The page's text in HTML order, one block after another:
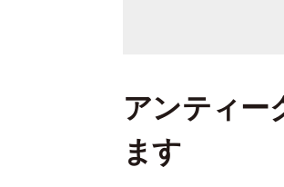
アンティー
ます